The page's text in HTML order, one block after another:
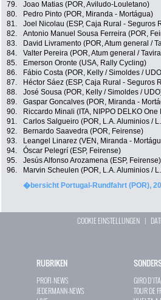
79.
Joao Matias (POR, Aviludo-Louletano)
80.
Pedro Pinto (POR, Miranda - Mortágua)
81.
Joel Nicolau (ESP, Caja Rural - Seguros
82.
Antonio Manuel Sousa Ferreira (POR,
83.
David Livramento (POR, Atum general /
84.
Valter Pereira (POR, Atum general /
85.
Emerson Oronte (USA, Rally Cycling)
86.
Fábio Costa (POR, Kelly / Simoldes /
87.
Héctor Sáez (ESP, Caja Rural - Seguros
88.
José Sousa (POR, Kelly / Simoldes /
89.
Gaspar Goncalves (POR, Miranda -
90.
Riccardo Minali (ITA, NIPPO DELKO One
91.
Carlos Salgueiro (POR, L.A. Aluminios /
92.
Bernardo Saavedra (POR, Feirense)
93.
Leangel Linarez (VEN, Miranda -
94.
Óscar Pelegrí (ESP, Feirense)
95.
Jesús Alfonso Arozamena (ESP, Feirense)
96.
Marvin Scheulen (POR, L.A. Aluminios /
�bersicht Portugal-Rundfahrt (POR),
COOKIE EINSTELLUNGEN |
RUBRIKEN
PROFI-NEWS
JEDERMANN-NEWS
GIRO
TOUR DE